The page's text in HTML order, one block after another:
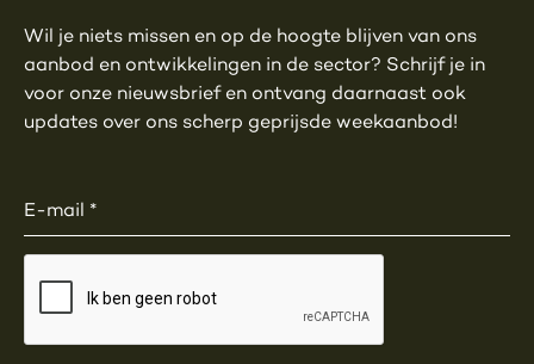
Wil je niets missen en op de hoogte blijven van ons
aanbod en ontwikkelingen in de sector? Schrijf je in
voor onze nieuwsbrief en ontvang daarnaast ook
updates over ons scherp geprijsde weekaanbod!